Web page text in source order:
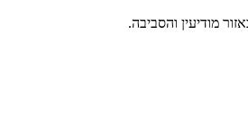
מודיעין והסביבה.